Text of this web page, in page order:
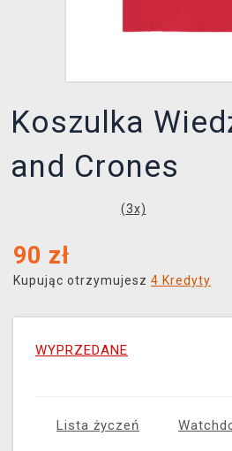
Koszulka
and Crones
(3x)
90 zł
Kupując otrzymujesz 4 Kredyty
WYPRZEDANE
Lista życzeń